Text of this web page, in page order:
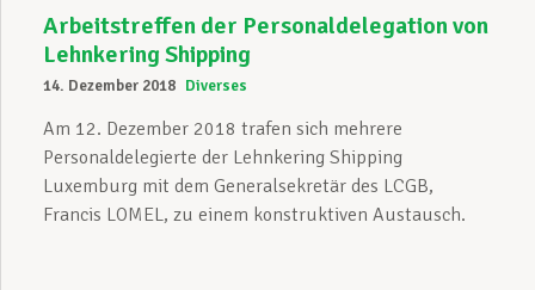
Arbeitstreffen der Personaldelegation von
Lehnkering Shipping
14. Dezember 2018 Diverses
Am 12. Dezember 2018 trafen sich mehrere
Personaldelegierte der Lehnkering Shipping
Luxemburg mit dem Generalsekretär des LCGB,
Francis LOMEL, zu einem konstruktiven Austausch.